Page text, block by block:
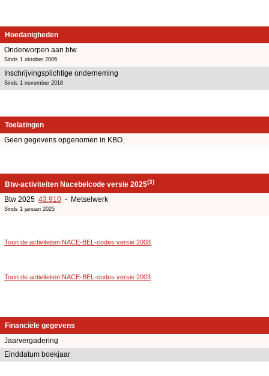
Hoedanigheden
Onderworpen aan btw
Sinds 1 oktober 2006
Inschrijvingsplichtige onderneming
Sinds 1 november 2018
Toelatingen
Geen gegevens opgenomen in KBO.
Btw-activiteiten Nacebelcode versie 2025(3)
Btw 2025 43.910 - Metselwerk
Sinds 1 januari 2025
Toon de activiteiten NACE-BEL-codes versie 2008
Toon de activiteiten NACE-BEL-codes versie 2003
Financiële gegevens
Jaarvergadering
Einddatum boekjaar